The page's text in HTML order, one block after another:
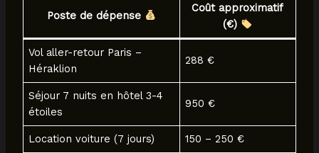
Poste de dépense
Coût approximatif
(€)
Vol aller-retour Paris –
Héraklion
288 €
Séjour 7 nuits en hôtel 3-4
étoiles
950 €
Location voiture (7 jours) 150 – 250 €